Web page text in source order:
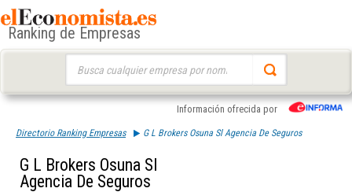
Ranking de Empresas
Información ofrecida por
Directorio Ranking Empresas G L Brokers Osuna Sl Agencia De Seguros
G L Brokers Osuna Sl
Agencia De Seguros